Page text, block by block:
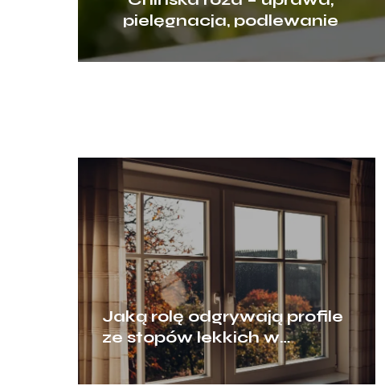
pielęgnacja, podlewanie
Jaką rolę odgrywają profile
ze stopów lekkich w
nowoczesnym
budownictwie?